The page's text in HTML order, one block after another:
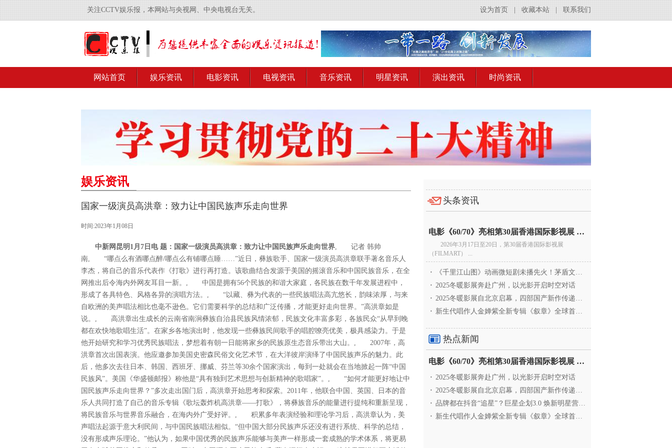
关注CCTV娱乐报，本网站与央视网、中央电视台无关。 联系我们
收藏本站
设为首页
网站首页 娱乐资讯 电影资讯 电视资讯 音乐资讯 明星资讯 演出资讯 时尚资讯
娱乐资讯
国家一级演员高洪章：致力让中国民族声乐走向世界
时间:2023年1月08日
中新网昆明1月7日电 题：国家一级演员高洪章：致力让中国民族声乐走向世界, 记者 韩帅
南, “哪点么有酒哪点醉/哪点么有铺哪点睡……”近日，彝族歌手、国家一级演员高洪章联手著名音乐人
李杰，将自己的音乐代表作《打歌》进行再打造。该歌曲结合发源于美国的摇滚音乐和中国民族音乐，在全
网推出后令海内外网友耳目一新。, 中国是拥有56个民族的和谐大家庭，各民族在数千年发展进程中，
形成了各具特色、风格各异的演唱方法。, “以藏、彝为代表的一些民族唱法高亢悠长，韵味浓厚，与来
自欧洲的美声唱法相比也毫不逊色。它们需要科学的总结和广泛传播，才能更好走向世界。”高洪章如是
说。, 高洪章出生成长的云南省南涧彝族自治县民族风情浓郁，民族文化丰富多彩，各族民众“从早到晚
都在欢快地歌唱生活”。在家乡各地演出时，他发现一些彝族民间歌手的唱腔嘹亮优美，极具感染力。于是
他开始研究和学习优秀民族唱法，梦想着有朝一日能将家乡的民族原生态音乐带出大山。, 2007年，高
洪章首次出国表演。他应邀参加美国史密森民俗文化艺术节，在大洋彼岸演绎了中国民族声乐的魅力。此
后，他多次去往日本、韩国、西班牙、挪威、芬兰等30余个国家演出，每到一处就会在当地掀起一阵“中国
民族风”。美国《华盛顿邮报》称他是“具有独到艺术思想与创新精神的歌唱家”。, “如何才能更好地让中
国民族声乐走向世界？”多次走出国门后，高洪章开始思考和探索。2011年，他联合中国、英国、日本的音
乐人共同打造了自己的音乐专辑《歌坛轰炸机高洪章——打歌》，将彝族音乐的能量进行提纯和重新呈现，
将民族音乐与世界音乐融合，在海内外广受好评。, 积累多年表演经验和理论学习后，高洪章认为，美
声唱法起源于意大利民间，与中国民族唱法相似。“但中国大部分民族声乐还没有进行系统、科学的总结，
没有形成声乐理论。”他认为，如果中国优秀的民族声乐能够与美声一样形成一套成熟的学术体系，将更易
头条资讯
电影《60/70》亮相第30届香港国际影视展 冲刺戛纳备
2026年3月17日至20日，第30届香港国际影视展
（FILMART） ...
·
《千里江山图》动画微短剧未播先火！茅盾文学奖IP首
· 2025冬暖影展奔赴广州，以光影开启时空对话
· 2025冬暖影展自北京启幕，四部国产新作传递银幕温情
· 新生代唱作人金婵紫全新专辑《叙章》全球首发，颠覆
热点新闻
电影《60/70》亮相第30届香港国际影视展 冲刺戛纳备
· 2025冬暖影展奔赴广州，以光影开启时空对话
· 2025冬暖影展自北京启幕，四部国产新作传递银幕温情
· 品牌都在抖音“追星”？巨星企划3.0 焕新明星营销，让
· 新生代唱作人金婵紫全新专辑《叙章》全球首发，颠覆